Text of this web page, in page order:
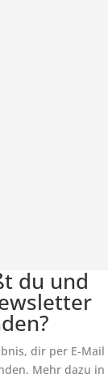
du und
dir per E-Mail
Mehr dazu in